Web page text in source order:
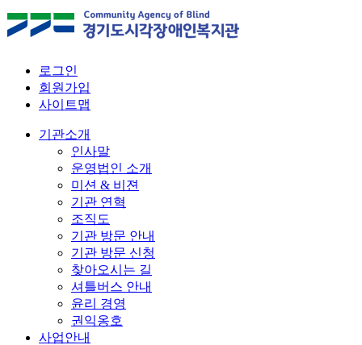
로그인
회원가입
사이트맵
기관소개
인사말
운영법인 소개
미션 & 비젼
기관 연혁
조직도
기관 방문 안내
기관 방문 신청
찾아오시는 길
셔틀버스 안내
윤리 경영
권익옹호
사업안내